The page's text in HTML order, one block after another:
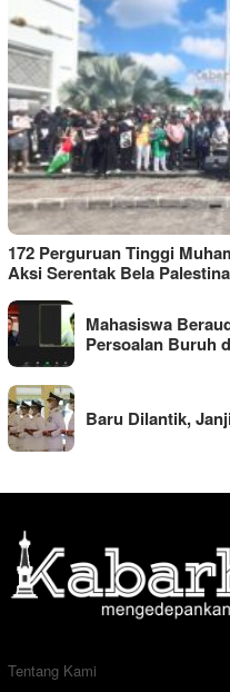
172 Perguruan Tinggi
Aksi Serentak Bela Palestina
Mahasiswa
Persoalan Buruh
Baru Dilantik,
Tentang Kami